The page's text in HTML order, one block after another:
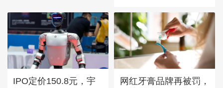
IPO定价150.8元，宇
网红牙膏品牌再被罚，